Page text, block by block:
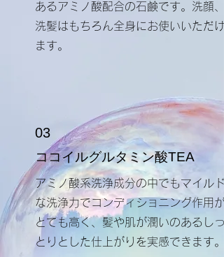
あるアミノ酸配合の石鹸です。洗顔、
洗髪はもちろん全身にお使いいただけ
ます。
03
​ココイルグルタミン酸TEA
​アミノ酸系洗浄成分の中でもマイルド
な洗浄力でコンディショニング作用が
とても高く、髪や肌が潤いのあるしっ
とりとした仕上がりを実感できます。